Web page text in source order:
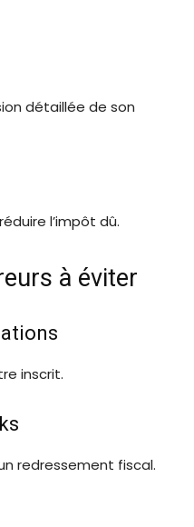
détaillée de son
l’impôt dû.
à éviter
inscrit.
redressement fiscal.